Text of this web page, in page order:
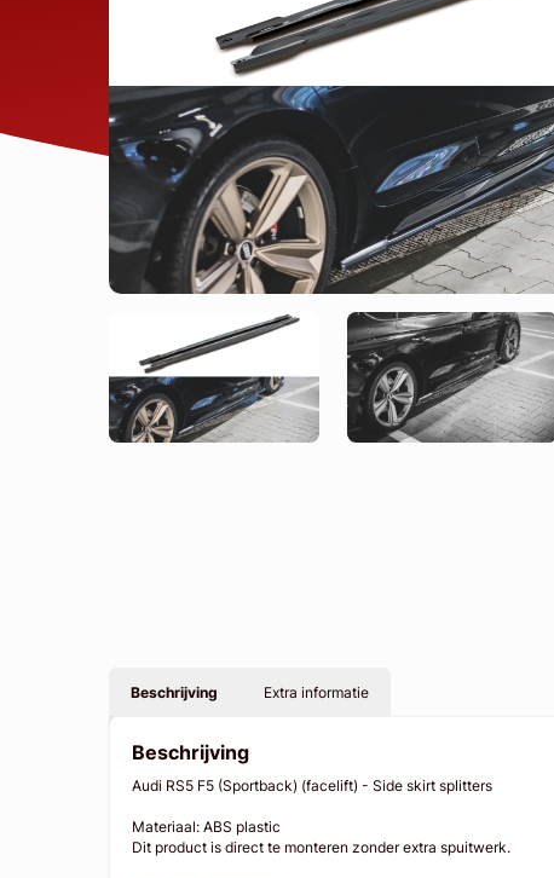
Beschrijving Extra informatie
Beschrijving
Audi RS5 F5 (Sportback) (facelift) - Side skirt splitters
Materiaal: ABS plastic
Dit product is direct te monteren zonder extra spuitwerk.